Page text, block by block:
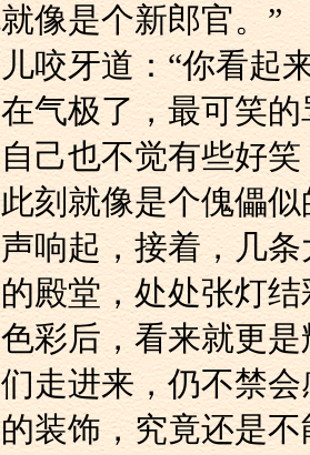
像是个新郎官。”
猫儿咬牙道：“你看
实在气极了，最可
己也不觉有些好
们此刻就像是个傀
响起，接着，几
大的殿堂，处处张
彩后，看来就更
人们走进来，仍不
丽的装饰，究竟还